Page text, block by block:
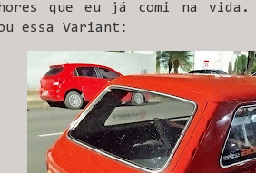
que eu já comi na vida.
essa Variant: